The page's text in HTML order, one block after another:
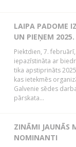
LAIPA PADOME
UN PIEŅEM
Piektdien, 7.
iepazīstināta ar
tika apstiprināts
kas ietekmēs
Galvenie sēdes
pārskata...
ZINĀMI JAUNĀS
NOMINANTI